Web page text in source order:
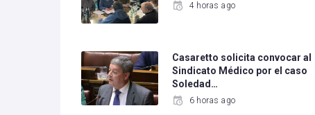
4 horas ago
Casaretto solicita convocar al
Sindicato Médico por el caso
Soledad…
6 horas ago